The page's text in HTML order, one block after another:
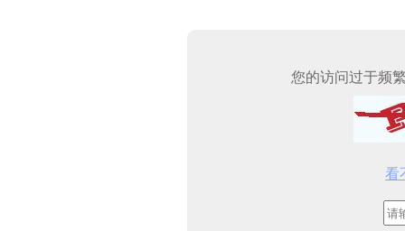
您的访问过于频
看